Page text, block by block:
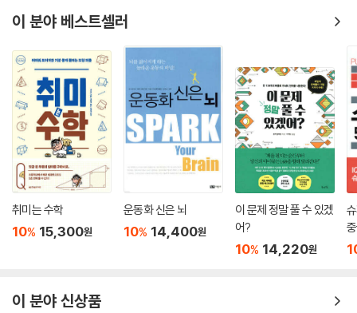
이 분야 베스트셀러
취미는 수학
10% 15,300원
운동화 신은 뇌
10% 14,400원
이 문제 정말 풀 수 있겠
어?
10% 14,220원
이 분야 신상품